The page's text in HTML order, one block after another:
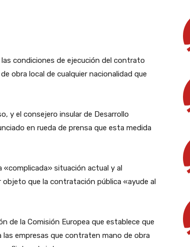
condiciones de ejecución del contrato
obra local de cualquier nacionalidad que
y el consejero insular de Desarrollo
en rueda de prensa que esta medida
«complicada» situación actual y al
objeto que la contratación pública «ayude al
de la Comisión Europea que establece que
empresas que contraten mano de obra